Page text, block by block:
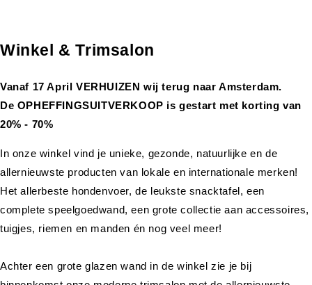
Winkel & Trimsalon
Vanaf 17 April VERHUIZEN wij terug naar Amsterdam.
De OPHEFFINGSUITVERKOOP is gestart met korting van
20% - 70%
In onze winkel vind je unieke, gezonde, natuurlijke en de
allernieuwste producten van lokale en internationale merken!
Het allerbeste hondenvoer, de leukste snacktafel, een
complete speelgoedwand, een grote collectie aan accessoires,
tuigjes, riemen en manden én nog veel meer!
Achter een grote glazen wand in de winkel zie je bij